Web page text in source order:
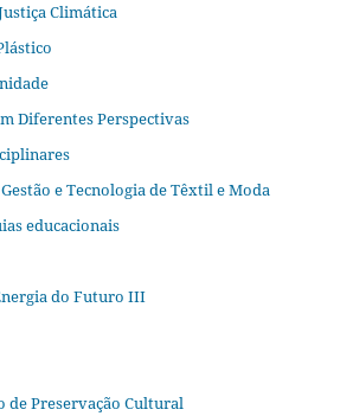
Climática
Diferentes Perspectivas
e Tecnologia de Têxtil e Moda
educacionais
do Futuro III
de Preservação Cultural